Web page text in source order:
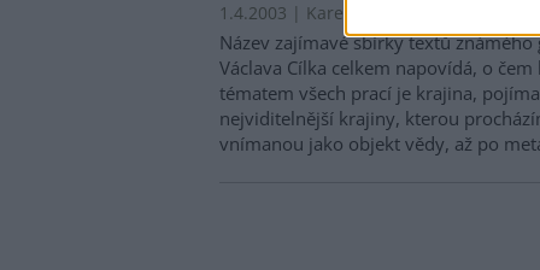
1.4.2003 | Karel Stibral
Název zajímavé sbírky textů
Václava Cílka celkem napovídá, o
tématem všech prací je krajina,
nejviditelnější krajiny, kterou
vnímanou jako objekt vědy, až po